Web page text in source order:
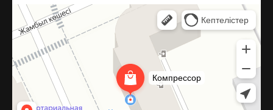
Компрессор
Запчасти и аксессуары для бытовой техники в Караганде